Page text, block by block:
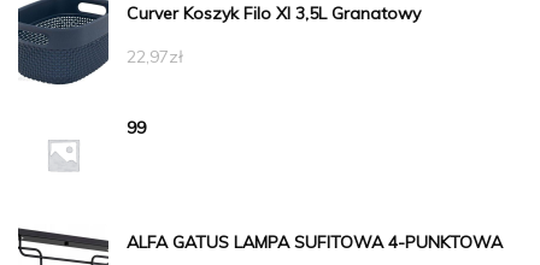
Curver Koszyk Filo Xl 3,5L Granatowy
22,97zł
99
ALFA GATUS LAMPA SUFITOWA 4-PUNKTOWA